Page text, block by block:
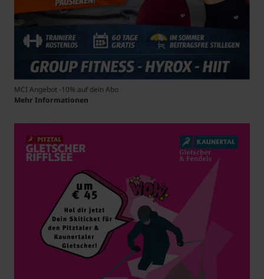
MCI Angebot -10% auf dein Abo
Mehr Informationen